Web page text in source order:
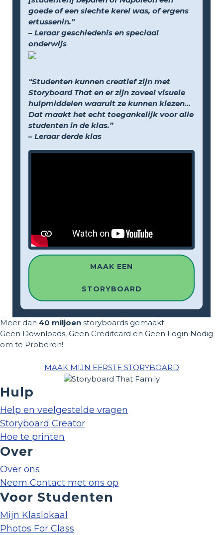
goede of een slechte kerel was, of ergens
ertussenin.”
– Leraar geschiedenis en speciaal
onderwijs
“Studenten kunnen creatief zijn met
Storyboard That en er zijn zoveel visuele
hulpmiddelen waaruit ze kunnen kiezen...
Dat maakt het echt toegankelijk voor alle
studenten in de klas.”
– Leraar derde klas
MAAK EEN
STORYBOARD
Meer dan 40 miljoen storyboards gemaakt
Geen Downloads, Geen Creditcard en Geen Login Nodig
om te Proberen!
MAAK MIJN EERSTE STORYBOARD
Hulp
Help en veelgestelde vragen
Storyboard Creator
Hoe te printen
Over
Over ons
Neem Contact met ons op
Voor Studenten
Mijn Klaslokaal
Photos For Class